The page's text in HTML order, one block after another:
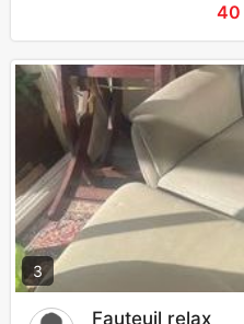
40
3
Fauteuil relax